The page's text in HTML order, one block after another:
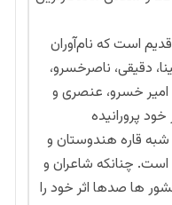
است که نام‌­آوران
دقیقی، ناصرخسرو،
امیر خسرو، عنصری و
پرورانیده
قاره هندوستان و
چنانکه شاعران و
ها صدها اثر خود را